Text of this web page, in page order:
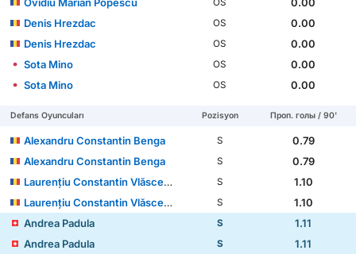
Denis Hrezdac
OS
0.00
Denis Hrezdac
OS
0.00
Sota Mino
OS
0.00
Sota Mino
OS 0.00
Defans Oyuncuları Pozisyon Проп. голы / 90'
Alexandru Constantin Benga S
0.79
Alexandru Constantin Benga
S
0.79
Laurențiu Constantin Vlăsceanu
S
1.10
Laurențiu Constantin Vlăsceanu
S
1.10
Andrea Padula
S
1.11
Andrea Padula
S
1.11